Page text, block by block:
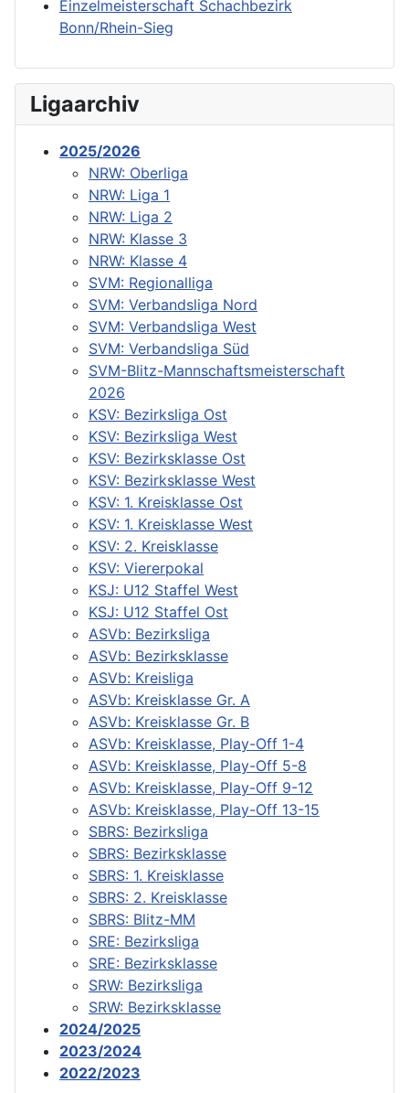
Einzelmeisterschaft Schachbezirk
Bonn/Rhein-Sieg
Ligaarchiv
2025/2026
NRW: Oberliga
NRW: Liga 1
NRW: Liga 2
NRW: Klasse 3
NRW: Klasse 4
SVM: Regionalliga
SVM: Verbandsliga Nord
SVM: Verbandsliga West
SVM: Verbandsliga Süd
SVM-Blitz-Mannschaftsmeisterschaft
2026
KSV: Bezirksliga Ost
KSV: Bezirksliga West
KSV: Bezirksklasse Ost
KSV: Bezirksklasse West
KSV: 1. Kreisklasse Ost
KSV: 1. Kreisklasse West
KSV: 2. Kreisklasse
KSV: Viererpokal
KSJ: U12 Staffel West
KSJ: U12 Staffel Ost
ASVb: Bezirksliga
ASVb: Bezirksklasse
ASVb: Kreisliga
ASVb: Kreisklasse Gr. A
ASVb: Kreisklasse Gr. B
ASVb: Kreisklasse, Play-Off 1-4
ASVb: Kreisklasse, Play-Off 5-8
ASVb: Kreisklasse, Play-Off 9-12
ASVb: Kreisklasse, Play-Off 13-15
SBRS: Bezirksliga
SBRS: Bezirksklasse
SBRS: 1. Kreisklasse
SBRS: 2. Kreisklasse
SBRS: Blitz-MM
SRE: Bezirksliga
SRE: Bezirksklasse
SRW: Bezirksliga
SRW: Bezirksklasse
2024/2025
2023/2024
2022/2023